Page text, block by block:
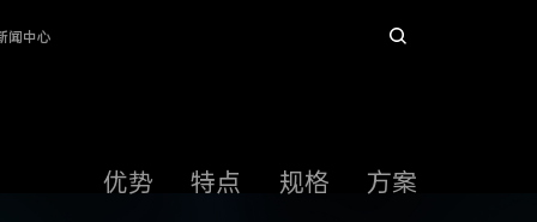
闻中心
优势 特点 规格 方案